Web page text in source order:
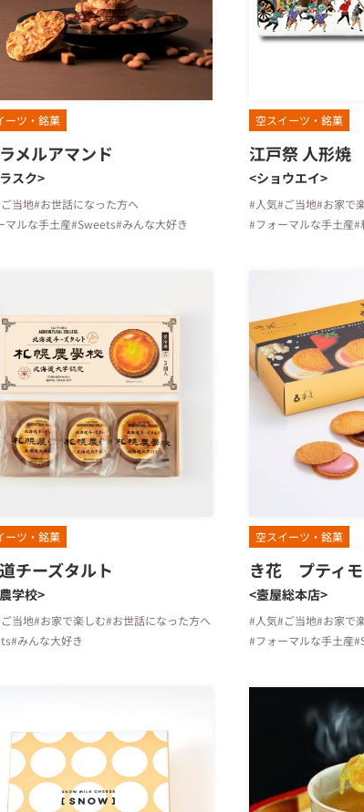
ーツ・銘菓
メルアマンド
スク>
当地#お世話になった方へ
マルな手土産#Sweets#みんな大好き
空スイーツ・銘菓
江戸祭 人形焼
<ショウエイ>
#人気#ご当地#お家で
#フォーマルな手土産#
ーツ・銘菓
チーズタルト
学校>
当地#お家で楽しむ#お世話になった方へ
#みんな大好き
空スイーツ・銘菓
き花 プティモ
<壼屋総本店>
#人気#ご当地#お家で
#フォーマルな手土産